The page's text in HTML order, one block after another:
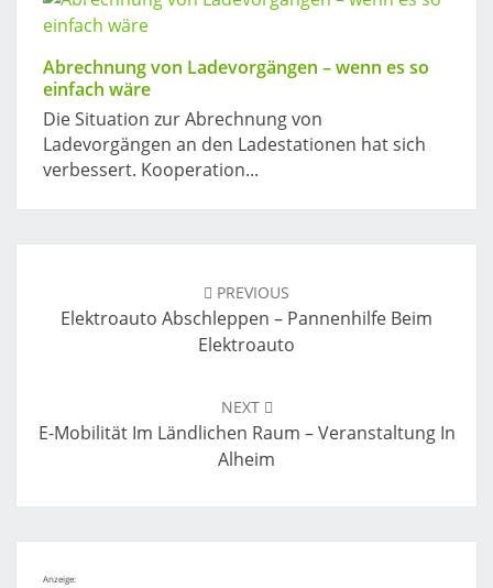
Abrechnung von Ladevorgängen – wenn es so
einfach wäre
Die Situation zur Abrechnung von
Ladevorgängen an den Ladestationen hat sich
verbessert. Kooperation...
PREVIOUS
Elektroauto Abschleppen – Pannenhilfe Beim
Elektroauto
NEXT
E-Mobilität Im Ländlichen Raum – Veranstaltung In
Alheim
Anzeige: